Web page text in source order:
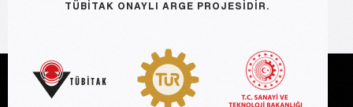
TÜBİTAK ONAYLI ARGE PROJESİDİR.